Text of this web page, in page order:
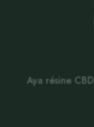
Aya résine CBD